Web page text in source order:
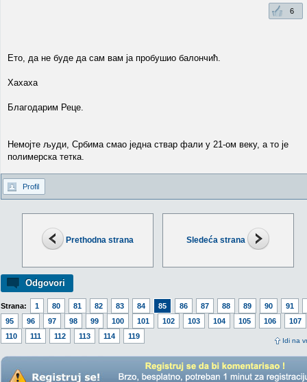
Prethodna strana Sledeća strana
Odgovori
Strana: 1 80 81 82 83 84 85 86 87 88 89 90
91
95
96 97 98 99 100 101 102 103 104 105 106
107
110
111 112 113 114 119
Idi na
6
Ето, да не буде да сам вам ја пробушио балончић.
Хахаха
Благодарим Реце.
Немојте људи, Србима смао једна ствар фали у 21-ом веку, а то је
полимерска тетка.
Profil